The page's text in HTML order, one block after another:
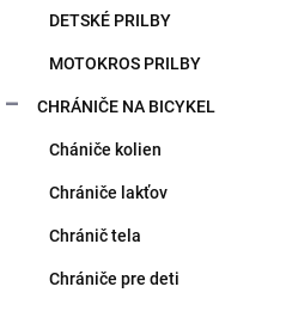
DETSKÉ PRILBY
MOTOKROS PRILBY
CHRÁNIČE NA BICYKEL
Chániče kolien
Chrániče lakťov
Chránič tela
Chrániče pre deti